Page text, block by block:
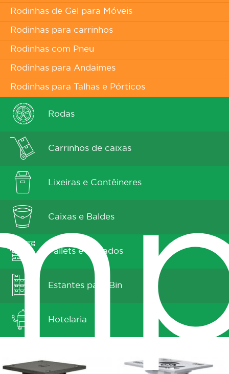
Rodinhas de Gel para Móveis
Rodinhas para carrinhos
Rodinhas com Pneu
Rodinhas para Andaimes
Rodinhas para Talhas e Pórticos
Rodas
Carrinhos de caixas
Lixeiras e Contêineres
Caixas e Baldes
Pallets e Estrados
Estantes para Bin
Hotelaria